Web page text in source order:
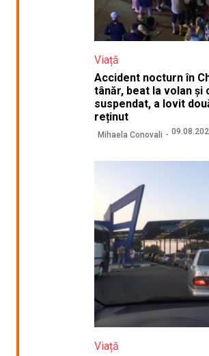
Viață
Accident nocturn în
tânăr, beat la volan și
suspendat, a lovit
reținut
Mihaela Conovali
Viață